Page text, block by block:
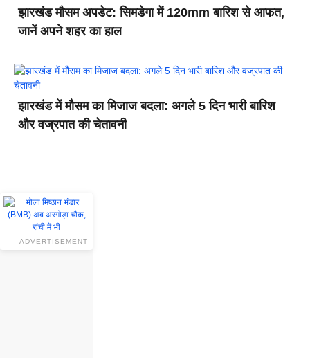
झारखंड मौसम अपडेट: सिमडेगा में 120mm बारिश से आफत,
जानें अपने शहर का हाल
झारखंड में मौसम का मिजाज बदला: अगले 5 दिन भारी बारिश
और वज्रपात की चेतावनी
ADVERTISEMENT